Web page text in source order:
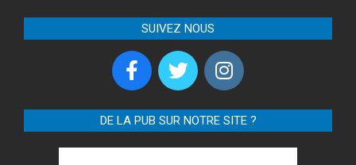
SUIVEZ NOUS
DE LA PUB SUR NOTRE SITE ?